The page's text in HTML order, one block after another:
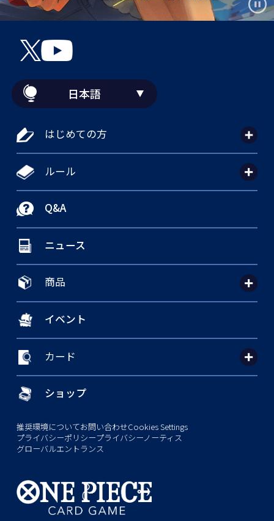
日本語
はじめての方
ルール
Q&A
ニュース
商品
イベント
カード
ショップ
推奨環境についてお問い合わせCookies Settings
プライバシーポリシープライバシーノーティス
グローバルエントランス